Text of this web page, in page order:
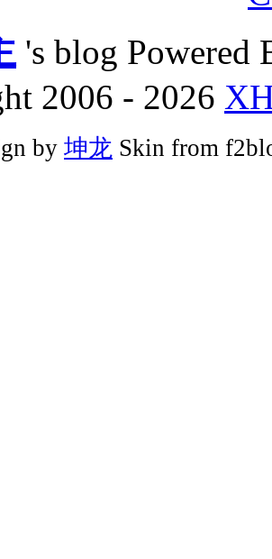
's blog Powered
2006 - 2026
by 坤龙 Skin from